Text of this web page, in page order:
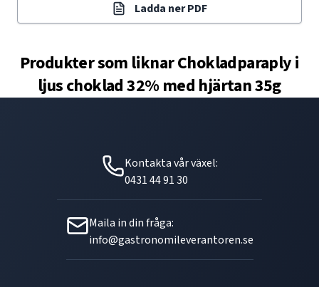
Ladda ner PDF
Produkter som liknarChokladparaply i
ljus choklad 32% med hjärtan 35g
Kontakta vår växel:
0431 44 91 30
Maila in din fråga:
info@gastronomileverantoren.se